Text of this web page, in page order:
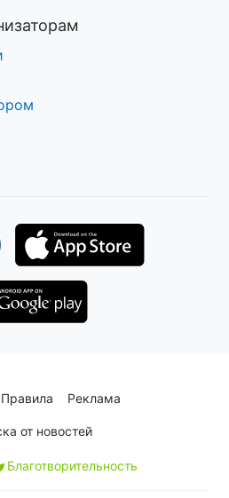
Правила Реклама
от новостей
Благотворительность